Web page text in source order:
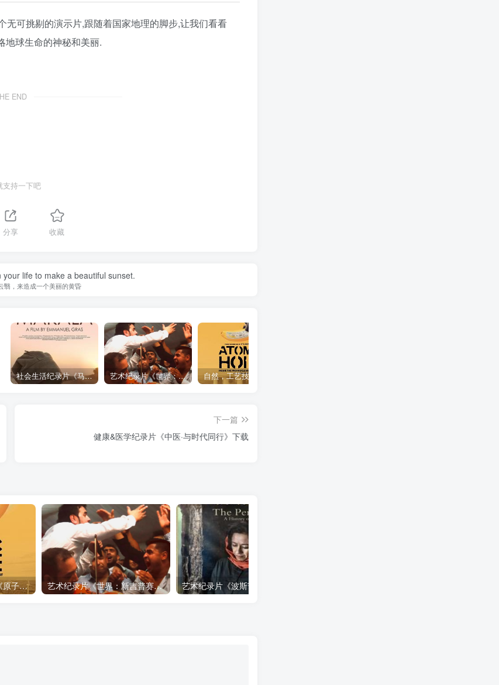
无可挑剔的演示片,跟随着国家地理的脚步,让我们看看
地球生命的神秘和美丽.
END
支持一下吧
分享 收藏
life to make a beautiful sunset.
翳，来造成一个美丽的黄昏
社会生活纪录片《马加拉 Makala》下载 艺术纪录片《世界：新吉普赛之王 This World: The New Gypsy Kings》下载
下一篇
健康&医学纪录片《中医·与时代同行》下载
自然，工艺技术纪录片《原子能的希望 Atomic Hope – Inside the Pro-Nuclear Movement》下载 艺术纪录片《世界：新吉普赛之王 This World: The New Gypsy Kings》下载